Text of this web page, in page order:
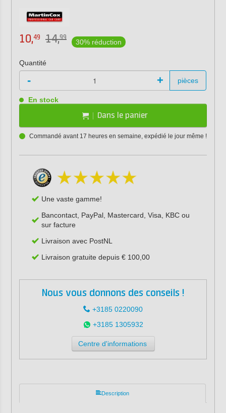
10,49 14,99
30% réduction
Quantité
- + pièces
En stock
Dans le panier
Commandé avant 17 heures en semaine, expédié le jour même !
Une vaste gamme!
Bancontact, PayPal, Mastercard, Visa, KBC ou
sur facture
Livraison avec PostNL
Livraison gratuite depuis € 100,00
Nous vous donnons des conseils !
+3185 0220090
+3185 1305932
Centre d'informations
Description